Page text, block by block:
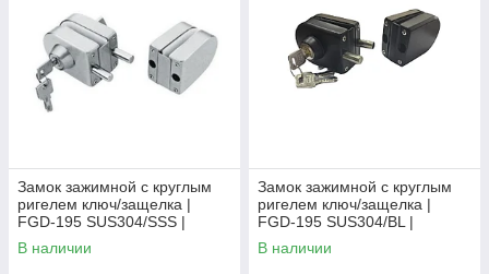
Замок зажимной с круглым
ригелем ключ/защелка |
FGD-195 SUS304/SSS |
Матовый
В наличии
Замок зажимной с круглым
ригелем ключ/защелка |
FGD-195 SUS304/BL |
Черный
В наличии